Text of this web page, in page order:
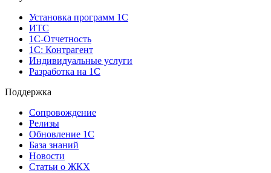
Установка программ 1С
ИТС
1С-Отчетность
1С: Контрагент
Индивидуальные услуги
Разработка на 1С
Поддержка
Сопровождение
Релизы
Обновление 1С
База знаний
Новости
Статьи о ЖКХ